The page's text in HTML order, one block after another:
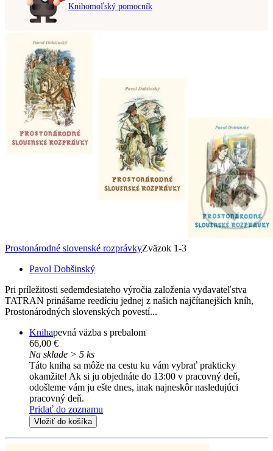
Knihomoľský pomocník
Prostonárodné slovenské rozprávkyZväzok 1-3
Pavol Dobšinský
Pri príležitosti sedemdesiateho výročia založenia vydavateľstva
TATRAN prinášame reedíciu jednej z našich najčítanejších kníh,
Prostonárodných slovenských povestí...
Knihapevná väzba s prebalom
66,00 €
Na sklade > 5 ks
Táto kniha sa môže na cestu ku vám vybrať prakticky
okamžite! Ak si ju objednáte do 13:00 v pracovný deň,
odošleme vám ju ešte dnes, inak najneskôr nasledujúci
pracovný deň.
Pridať do zoznamu
Vložiť do košíka